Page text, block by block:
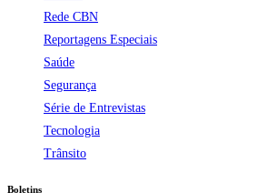
Rede CBN
Reportagens Especiais
Saúde
Segurança
Série de Entrevistas
Tecnologia
Trânsito
Boletins